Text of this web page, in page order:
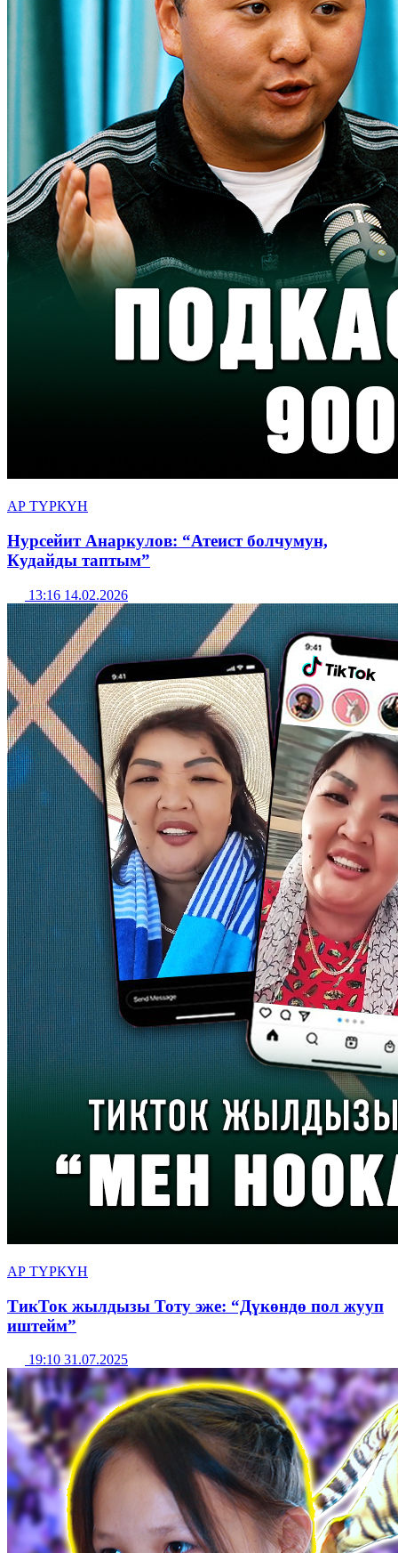
АР ТҮРКҮН
Нурсейит Анаркулов: “Атеист болчумун,
Кудайды таптым”
13:16 14.02.2026
АР ТҮРКҮН
ТикТок жылдызы Тоту эже: “Дүкөндө пол жууп
иштейм”
19:10 31.07.2025